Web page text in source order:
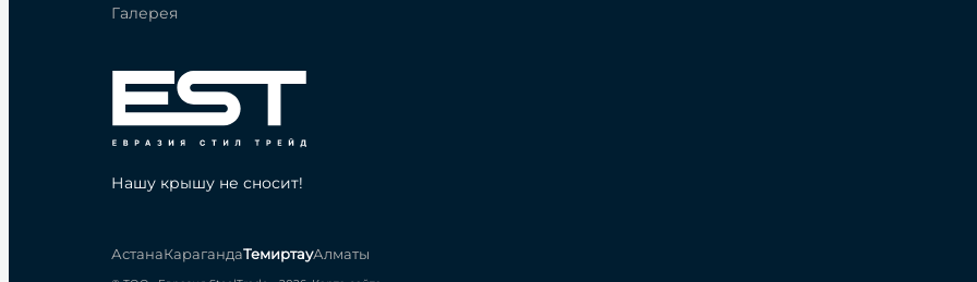
Галерея
Нашу крышу не сносит!
АстанаКарагандаТемиртауАлматы